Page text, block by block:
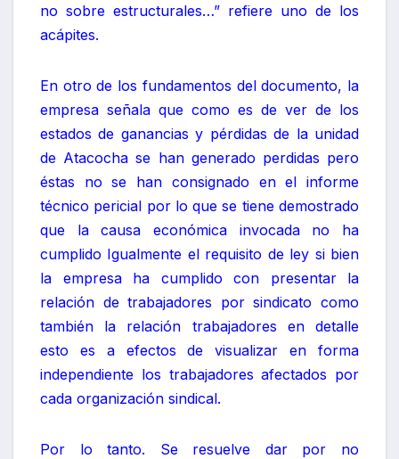
no sobre estructurales…” refiere uno de los
acápites.
En otro de los fundamentos del documento, la
empresa señala que como es de ver de los
estados de ganancias y pérdidas de la unidad
de Atacocha se han generado perdidas pero
éstas no se han consignado en el informe
técnico pericial por lo que se tiene demostrado
que la causa económica invocada no ha
cumplido Igualmente el requisito de ley si bien
la empresa ha cumplido con presentar la
relación de trabajadores por sindicato como
también la relación trabajadores en detalle
esto es a efectos de visualizar en forma
independiente los trabajadores afectados por
cada organización sindical.
Por lo tanto. Se resuelve dar por no